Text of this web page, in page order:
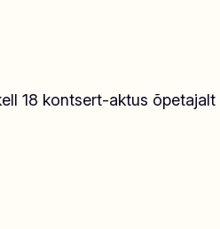
18 kontsert-aktus õpetajalt